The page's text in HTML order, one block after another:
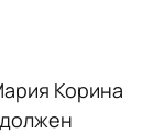
Корина